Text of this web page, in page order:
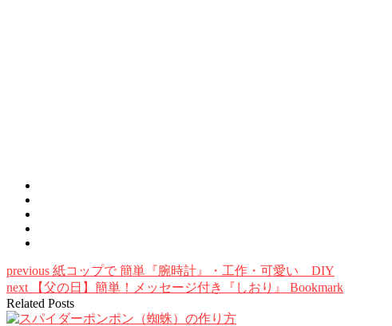
previous 紙コップで 簡単『腕時計』・工作・可愛い DIY
next 【父の日】簡単！メッセージ付き『しおり』 Bookmark
Related Posts